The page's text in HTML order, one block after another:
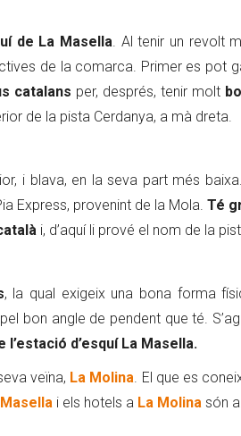
de La Masella. Al tenir un revolt
de la comarca. Primer es pot
catalans per, després, tenir molt
de la pista Cerdanya, a mà dreta.
i blava, en la seva part més
Express, provenint de la Mola. Té
i, d’aquí li prové el nom de la
, la qual exigeix una bona forma
bon angle de pendent que té.
d’esquí La Masella.
veïna, La Molina. El que es
Masella i els hotels a La Molina són